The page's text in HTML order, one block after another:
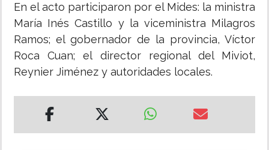
En el acto participaron por el Mides: la ministra
María Inés Castillo y la viceministra Milagros
Ramos; el gobernador de la provincia, Víctor
Roca Cuan; el director regional del Miviot,
Reynier Jiménez y autoridades locales.